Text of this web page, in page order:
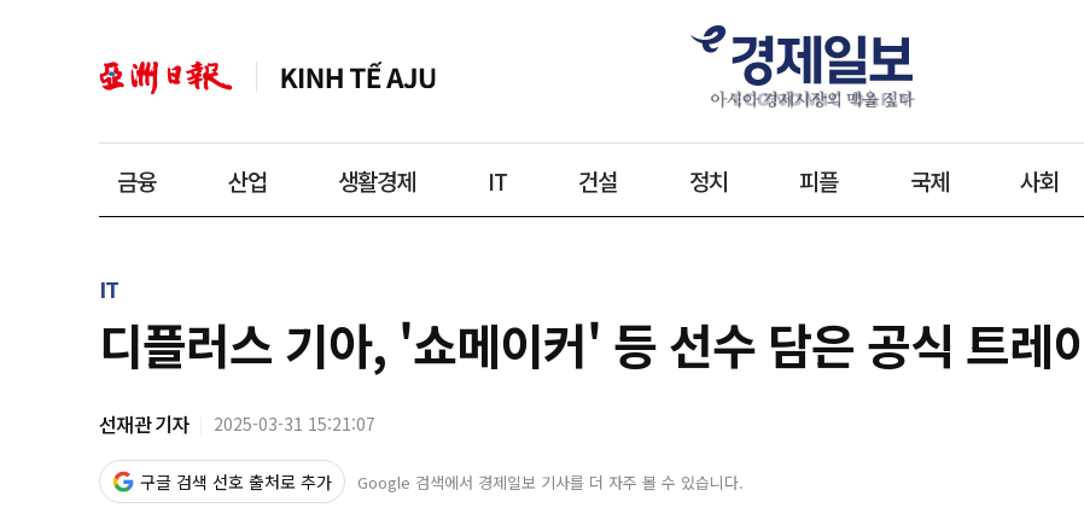
금융 산업 생활경제 IT 건설 정치 피플 국제 사회
IT
디플러스 기아, '쇼메이커' 등 선수 담은 공식 트레
선재관 기자 2025-03-31 15:21:07
구글 검색 선호 출처로 추가 Google 검색에서 경제일보 기사를 더 자주 볼 수 있습니다.